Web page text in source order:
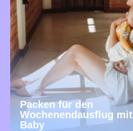
Packen für den
Wochenendausflug mit
Baby